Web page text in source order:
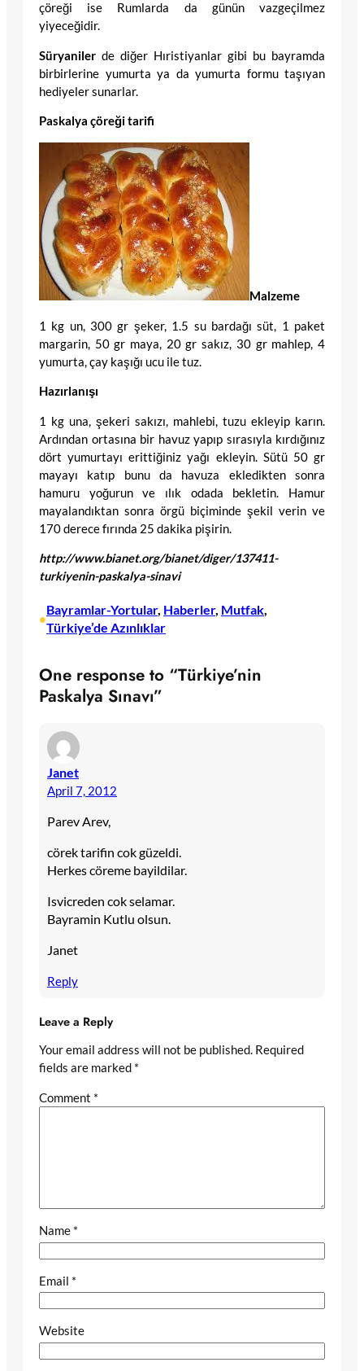
çöreği ise Rumlarda da günün vazgeçilmez
yiyeceğidir.
Süryaniler de diğer Hıristiyanlar gibi bu bayramda
birbirlerine yumurta ya da yumurta formu taşıyan
hediyeler sunarlar.
Paskalya çöreği tarifi
Malzeme
1 kg un, 300 gr şeker, 1.5 su bardağı süt, 1 paket
margarin, 50 gr maya, 20 gr sakız, 30 gr mahlep, 4
yumurta, çay kaşığı ucu ile tuz.
Hazırlanışı
1 kg una, şekeri sakızı, mahlebi, tuzu ekleyip karın.
Ardından ortasına bir havuz yapıp sırasıyla kırdığınız
dört yumurtayı erittiğiniz yağı ekleyin. Sütü 50 gr
mayayı katıp bunu da havuza ekledikten sonra
hamuru yoğurun ve ılık odada bekletin. Hamur
mayalandıktan sonra örgü biçiminde şekil verin ve
170 derece fırında 25 dakika pişirin.
http://www.bianet.org/bianet/diger/137411-
turkiyenin-paskalya-sinavi
•
Bayramlar-Yortular, Haberler, Mutfak
Türkiye’de Azınlıklar
One response to “Türkiye’nin
Paskalya Sınavı”
Janet
April 7, 2012
Parev Arev,
cörek tarifin cok güzeldi.
Herkes cöreme bayildilar.
Isvicreden cok selamar.
Bayramin Kutlu olsun.
Janet
Reply
Leave a Reply
Your email address will not be published. Required
fields are marked *
Comment *
Name *
Email *
Website